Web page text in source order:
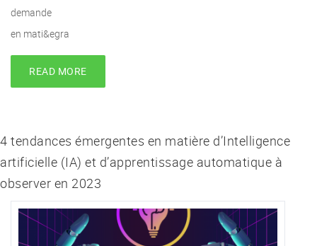
demande
en mati&egra
READ MORE
4 tendances émergentes en matière d’Intelligence
artificielle (IA) et d’apprentissage automatique à
observer en 2023